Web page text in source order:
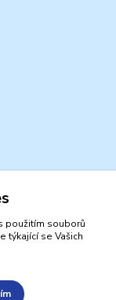
použitím souborů
týkající se Vašich